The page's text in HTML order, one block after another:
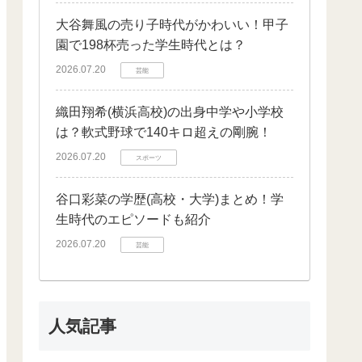
大谷舞風の売り子時代がかわいい！甲子
園で198杯売った学生時代とは？
2026.07.20 芸能
織田翔希(横浜高校)の出身中学や小学校
は？軟式野球で140キロ超えの剛腕！
2026.07.20 スポーツ
谷口彩菜の学歴(高校・大学)まとめ！学
生時代のエピソードも紹介
2026.07.20 芸能
人気記事